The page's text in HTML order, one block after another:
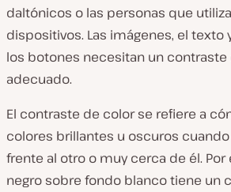
daltónicos o las personas que
dispositivos. Las imágenes, el
los botones necesitan un
adecuado.
El contraste de color se refiere a
colores brillantes u oscuros
frente al otro o muy cerca de él.
negro sobre fondo blanco tiene un